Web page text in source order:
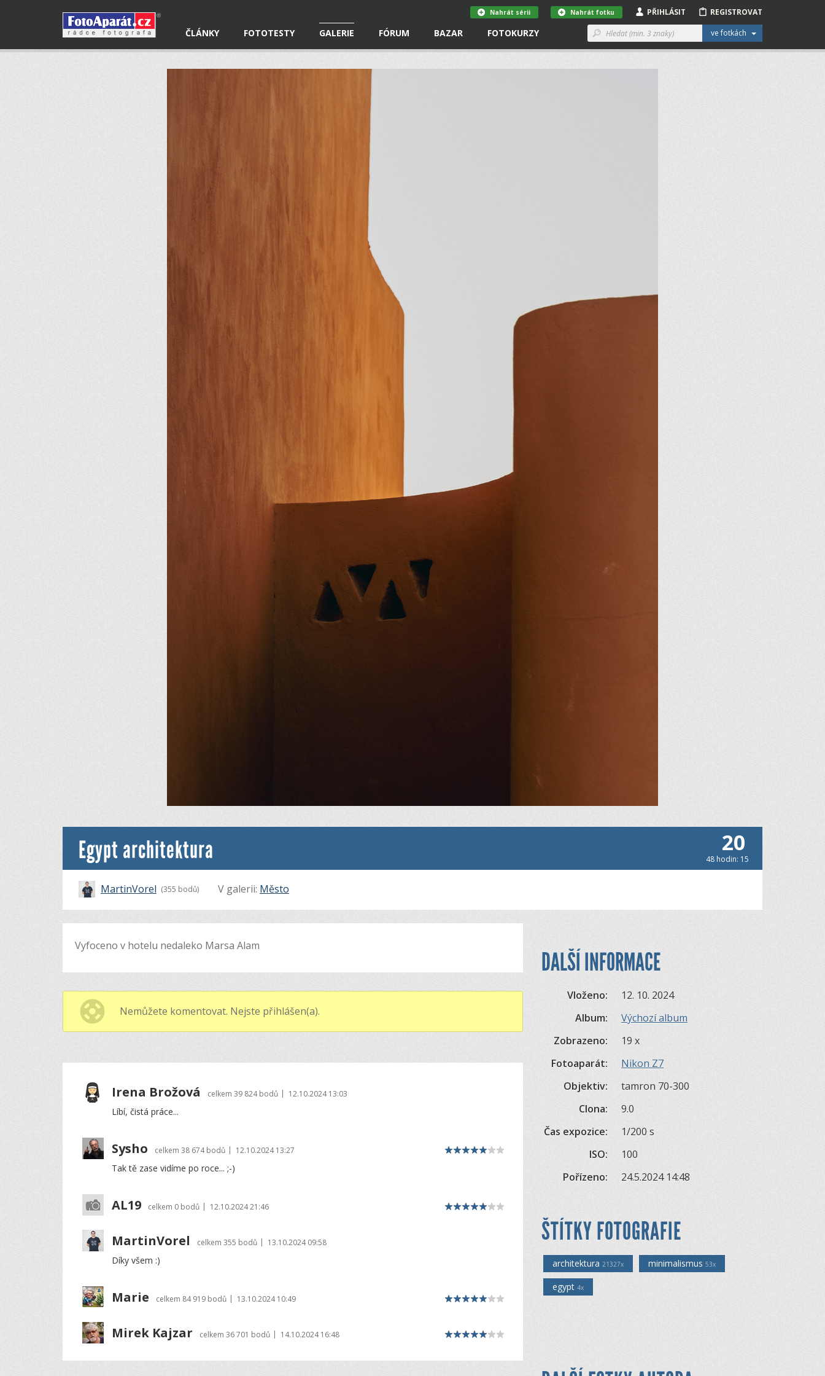
ČLÁNKY FOTOTESTY GALERIE FÓRUM BAZAR FOTOKURZY ve fotkách
REGISTROVAT
PŘIHLÁSIT
Nahrát fotku
Nahrát sérii
Egypt architektura 20
48 hodin: 15
MartinVorel (355 bodů) V galerii: Město
Vyfoceno v hotelu nedaleko Marsa Alam
Nemůžete komentovat. Nejste přihlášen(a).
Irena Brožová celkem 39 824 bodů | 12.10.2024 13:03
Líbí, čistá práce...
Sysho celkem 38 674 bodů | 12.10.2024 13:27
Tak tě zase vidíme po roce... ;-)
AL19 celkem 0 bodů | 12.10.2024 21:46
MartinVorel celkem 355 bodů | 13.10.2024 09:58
Díky všem :)
Marie celkem 84 919 bodů | 13.10.2024 10:49
Mirek Kajzar celkem 36 701 bodů | 14.10.2024 16:48
DALŠÍ INFORMACE
Vloženo:
12. 10. 2024
Album:
Výchozí album
Zobrazeno:
19 x
Fotoaparát:
Nikon Z7
Objektiv:
tamron 70-300
Clona:
9.0
Čas expozice:
1/200 s
ISO:
100
Pořízeno:
24.5.2024 14:48
ŠTÍTKY FOTOGRAFIE
architektura 21327x minimalismus 53x
egypt 4x